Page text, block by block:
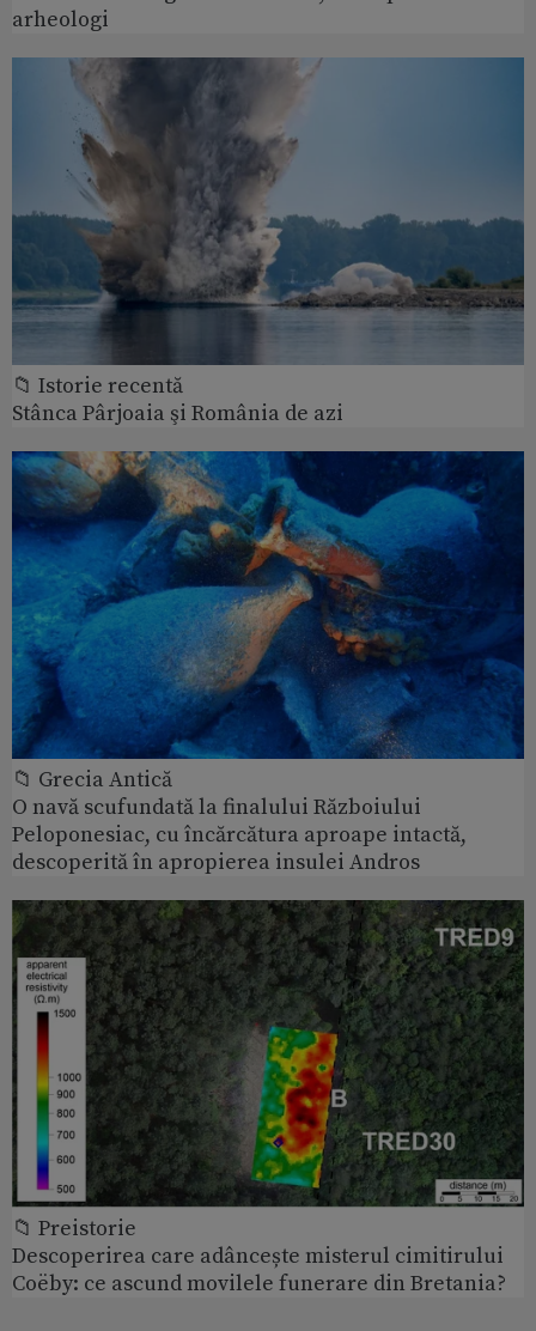
arheologi
📁 Istorie recentă
Stânca Pârjoaia şi România de azi
📁 Grecia Antică
O navă scufundată la finalului Războiului
Peloponesiac, cu încărcătura aproape intactă,
descoperită în apropierea insulei Andros
📁 Preistorie
Descoperirea care adâncește misterul cimitirului
Coëby: ce ascund movilele funerare din Bretania?